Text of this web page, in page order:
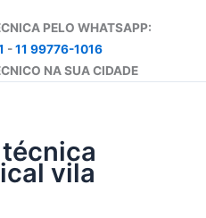
PELO WHATSAPP:
-11 99776-1016
NA SUA CIDADE
vila